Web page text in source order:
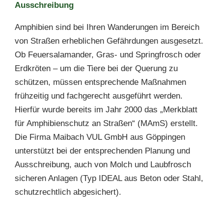
Ausschreibung
Amphibien sind bei Ihren Wanderungen im Bereich
von Straßen erheblichen Gefährdungen ausgesetzt.
Ob Feuersalamander, Gras- und Springfrosch oder
Erdkröten – um die Tiere bei der Querung zu
schützen, müssen entsprechende Maßnahmen
frühzeitig und fachgerecht ausgeführt werden.
Hierfür wurde bereits im Jahr 2000 das „Merkblatt
für Amphibienschutz an Straßen“ (MAmS) erstellt.
Die Firma Maibach VUL GmbH aus Göppingen
unterstützt bei der entsprechenden Planung und
Ausschreibung, auch von Molch und Laubfrosch
sicheren Anlagen (Typ IDEAL aus Beton oder Stahl,
schutzrechtlich abgesichert).